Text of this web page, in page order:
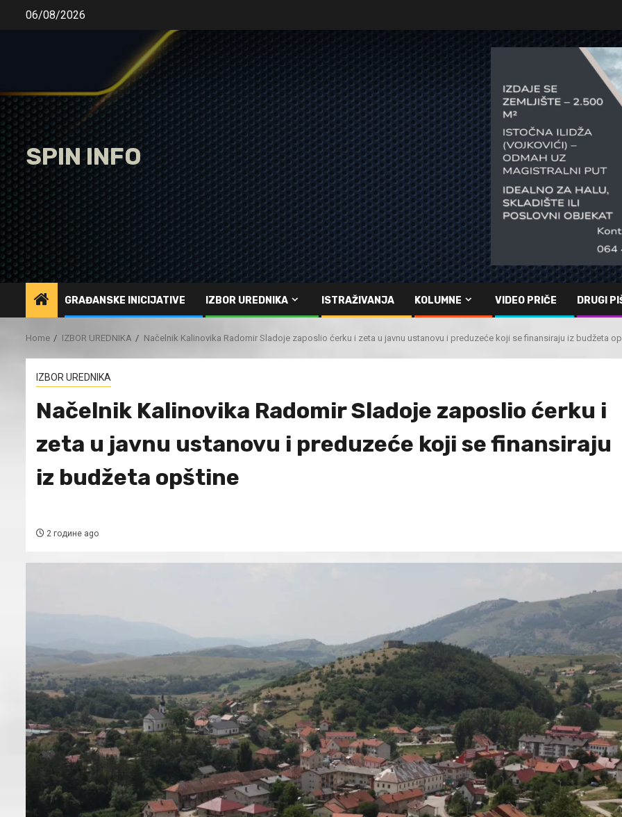
06/08/2026
SPIN INFO
GRAĐANSKE INICIJATIVE IZBOR UREDNIKA ISTRAŽIVANJA KOLUMNE VIDEO PRIČE DRUGI
Home IZBOR UREDNIKA Načelnik Kalinovika Radomir Sladoje zaposlio ćerku i zeta u javnu ustanovu i preduzeće koji se finansiraju iz budžeta
IZBOR UREDNIKA
Načelnik Kalinovika Radomir Sladoje zaposlio ćerku i
zeta u javnu ustanovu i preduzeće koji se finansiraju
iz budžeta opštine
2 године ago